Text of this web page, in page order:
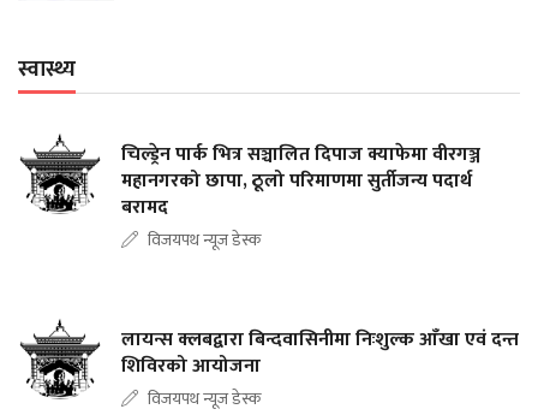
स्वास्थ्य
चिल्ड्रेन पार्क भित्र सञ्चालित दिपाज क्याफेमा वीरगञ्ज
महानगरको छापा, ठूलो परिमाणमा सुर्तीजन्य पदार्थ
बरामद
विजयपथ न्यूज डेस्क
लायन्स क्लबद्वारा बिन्दवासिनीमा निःशुल्क आँखा एवं दन्त
शिविरको आयोजना
विजयपथ न्यूज डेस्क